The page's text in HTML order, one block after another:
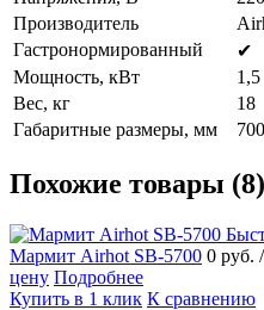
Производитель
Гастронормированный
✔
Мощность, кВт
1,5
Вес, кг
18
Габаритные размеры, мм
Похожие товары (8)
Мармит Airhot SB-5700 0 руб.
цену Подробнее
Купить в 1 клик К сравнению